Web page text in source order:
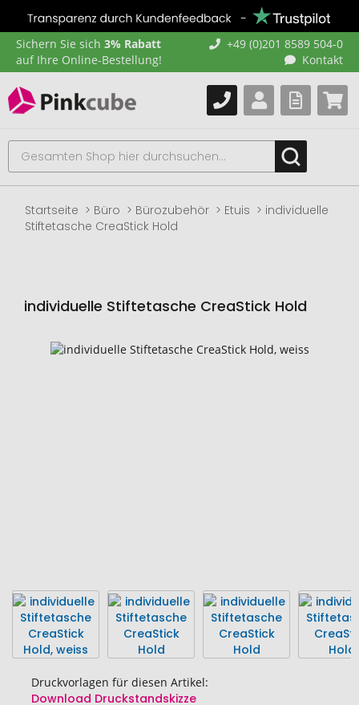
Sichern Sie sich 3% Rabatt
auf Ihre Online-Bestellung!
+49 (0)201 8589 504-0
Kontakt
Startseite Büro Bürozubehör Etuis
individuelle
Stiftetasche CreaStick Hold
individuelle Stiftetasche CreaStick Hold
Druckvorlagen für diesen Artikel:
Download Druckstandskizze